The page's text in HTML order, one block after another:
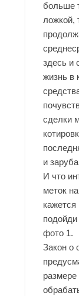
больше
ложкой,
здесь и
жизнь в
сделки
и
И что
меток
фото 1.
Закон о